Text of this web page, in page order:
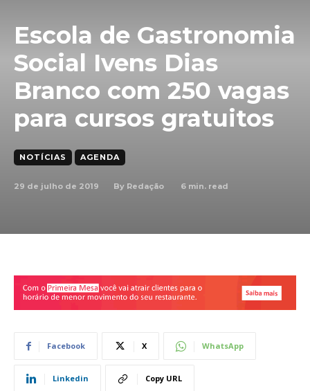
Escola de Gastronomia
Social Ivens Dias
Branco com 250 vagas
para cursos gratuitos
NOTÍCIAS AGENDA
29 de julho de 2019 By Redação 6 min. read
Facebook X WhatsApp
Linkedin Copy URL